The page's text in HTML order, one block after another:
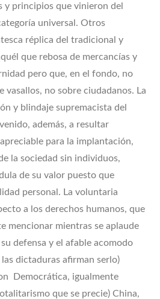
y principios que vinieron del
universal. Otros
réplica del tradicional y
que rebosa de mercancías y
pero que, en el fondo, no
vasallos, no sobre ciudadanos. La
y blindaje supremacista del
además, a resultar
para la implantación,
la sociedad sin individuos,
de su valor puesto que
personal. La voluntaria
a los derechos humanos, que
mencionar mientras se aplaude
defensa y el afable acomodo
dictaduras afirman serlo)
Democrática, igualmente
que se precie) China,